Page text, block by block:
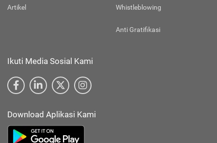
Artikel Whistleblowing
Anti Gratifikasi
Ikuti Media Sosial Kami
Download Aplikasi Kami